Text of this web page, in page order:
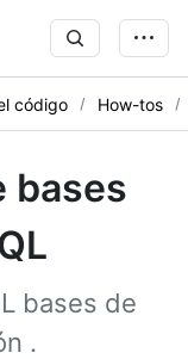
código How-tos
bases
bases de
.